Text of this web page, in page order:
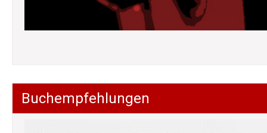
Buchempfehlungen